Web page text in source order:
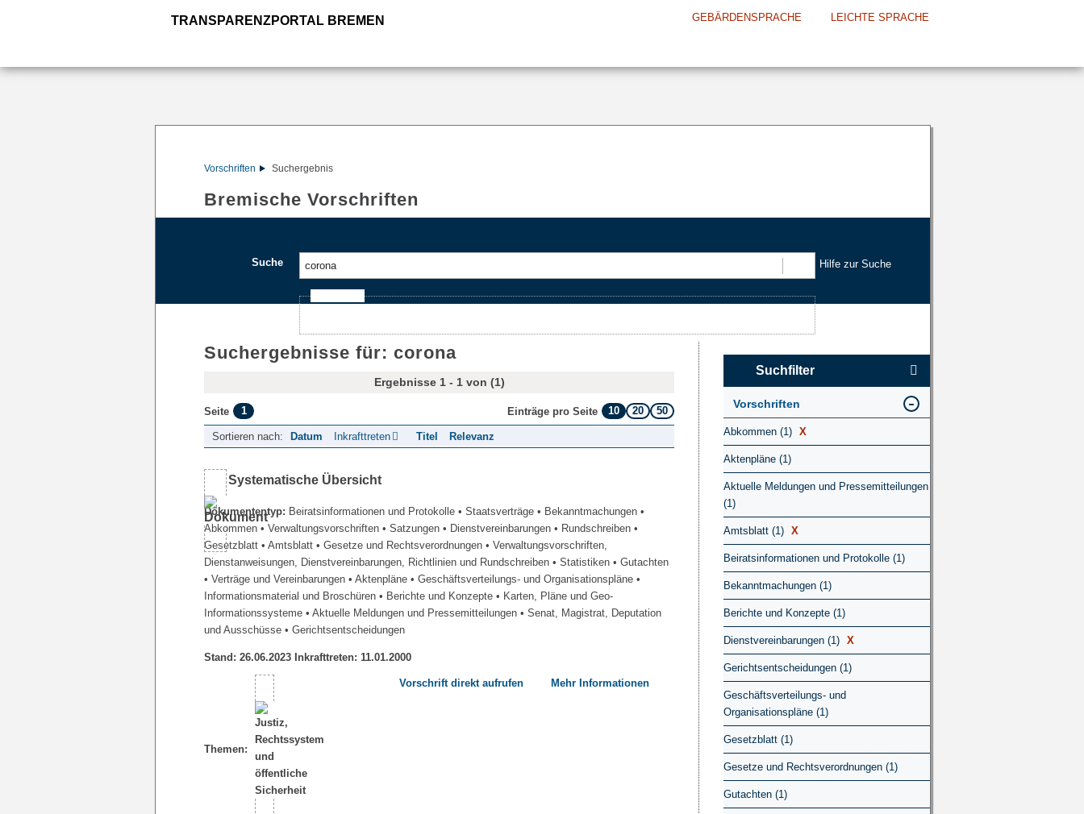
TRANSPARENZPORTAL BREMEN GEBÄRDENSPRACHE LEICHTE SPRACHE
Vorschriften Suchergebnis
Bremische Vorschriften
Suche Hilfe zur Suche
Suchergebnisse für: corona
Ergebnisse 1 - 1 von (1)
Seite 1 Einträge pro Seite 10 20 50
Sortieren nach: Datum Inkrafttreten Titel Relevanz
Systematische Übersicht
Dokumententyp: Beiratsinformationen und Protokolle • Staatsverträge • Bekanntmachungen •
Abkommen • Verwaltungsvorschriften • Satzungen • Dienstvereinbarungen • Rundschreiben •
Gesetzblatt • Amtsblatt • Gesetze und Rechtsverordnungen • Verwaltungsvorschriften,
Dienstanweisungen, Dienstvereinbarungen, Richtlinien und Rundschreiben • Statistiken • Gutachten
• Verträge und Vereinbarungen • Aktenpläne • Geschäftsverteilungs- und Organisationspläne •
Informationsmaterial und Broschüren • Berichte und Konzepte • Karten, Pläne und Geo-
Informationssysteme • Aktuelle Meldungen und Pressemitteilungen • Senat, Magistrat, Deputation
und Ausschüsse • Gerichtsentscheidungen
Stand: 26.06.2023 Inkrafttreten: 11.01.2000
Themen:
Vorschrift direkt aufrufen Mehr Informationen
Suchfilter
Vorschriften
Abkommen (1) X
Aktenpläne (1)
Aktuelle Meldungen und Pressemitteilungen
(1)
Amtsblatt (1) X
Beiratsinformationen und Protokolle (1)
Bekanntmachungen (1)
Berichte und Konzepte (1)
Dienstvereinbarungen (1) X
Gerichtsentscheidungen (1)
Geschäftsverteilungs- und
Organisationspläne (1)
Gesetzblatt (1)
Gesetze und Rechtsverordnungen (1)
Gutachten (1)